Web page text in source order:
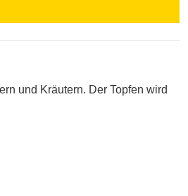
und Kräutern. Der Topfen wird